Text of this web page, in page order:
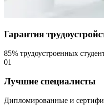
Гарантия
85% трудоустроенных
01
Лучшие специалисты
Дипломированные и